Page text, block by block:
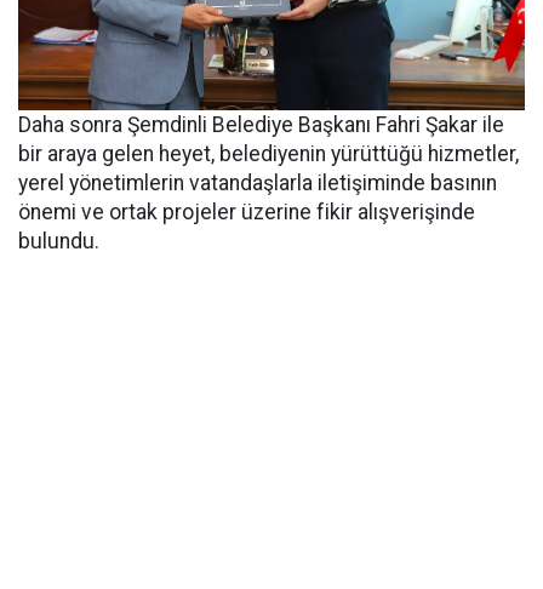
Daha sonra Şemdinli Belediye Başkanı Fahri Şakar ile
bir araya gelen heyet, belediyenin yürüttüğü hizmetler,
yerel yönetimlerin vatandaşlarla iletişiminde basının
önemi ve ortak projeler üzerine fikir alışverişinde
bulundu.